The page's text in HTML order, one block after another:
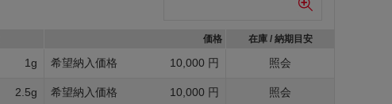
価格 在庫 / 納期目安
1g 希望納入価格 10,000 円 照会
2.5g 希望納入価格 10,000 円 照会